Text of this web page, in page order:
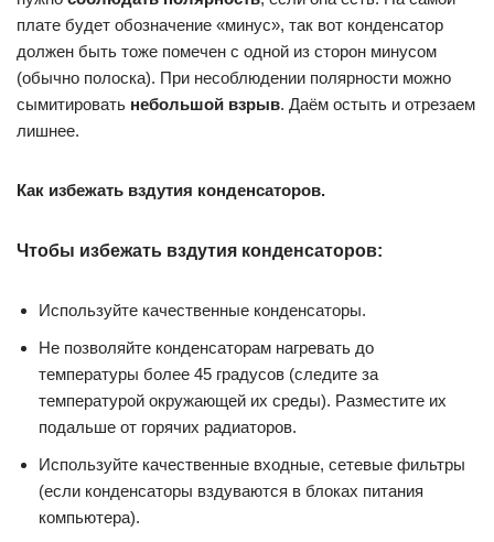
плате будет обозначение «минус», так вот конденсатор
должен быть тоже помечен с одной из сторон минусом
(обычно полоска). При несоблюдении полярности можно
сымитировать небольшой взрыв. Даём остыть и отрезаем
лишнее.
Как избежать вздутия конденсаторов.
Чтобы избежать вздутия конденсаторов:
Используйте качественные конденсаторы.
Не позволяйте конденсаторам нагревать до
температуры более 45 градусов (следите за
температурой окружающей их среды). Разместите их
подальше от горячих радиаторов.
Используйте качественные входные, сетевые фильтры
(если конденсаторы вздуваются в блоках питания
компьютера).